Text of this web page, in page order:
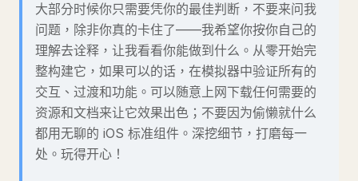
大部分时候你只需要凭你的最佳判断，不要来问我
问题，除非你真的卡住了——我希望你按你自己的
理解去诠释，让我看看你能做到什么。从零开始完
整构建它，如果可以的话，在模拟器中验证所有的
交互、过渡和功能。可以随意上网下载任何需要的
资源和文档来让它效果出色；不要因为偷懒就什么
都用无聊的 iOS 标准组件。深挖细节，打磨每一
处。玩得开心！